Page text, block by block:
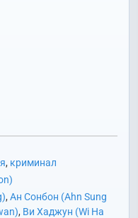
, криминал
, Ан Сонбон (Ahn Sung
, Ви Хаджун (Wi Ha